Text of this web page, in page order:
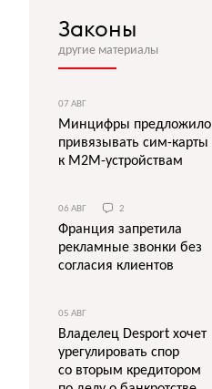
Законы
другие материалы
07 АВГ
Минцифры предложило
привязывать сим-карты
к M2M-устройствам
06 АВГ 2
Франция запретила
рекламные звонки без
согласия клиентов
05 АВГ
Владелец Desport хочет
урегулировать спор
со вторым кредитором